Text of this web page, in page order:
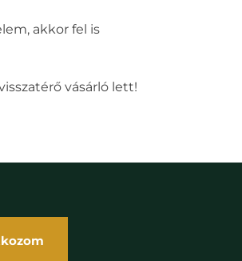
akkor fel is
vásárló lett!